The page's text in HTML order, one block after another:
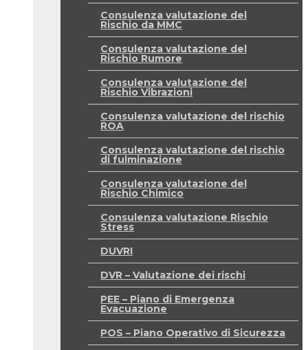
Consulenza valutazione del
Rischio da MMC
Consulenza valutazione del
Rischio Rumore
Consulenza valutazione del
Rischio Vibrazioni
Consulenza valutazione del rischio
ROA
Consulenza valutazione del rischio
di fulminazione
Consulenza valutazione del
Rischio Chimico
Consulenza valutazione Rischio
Stress
DUVRI
DVR – Valutazione dei rischi
PEE – Piano di Emergenza
Evacuazione
POS – Piano Operativo di Sicurezza